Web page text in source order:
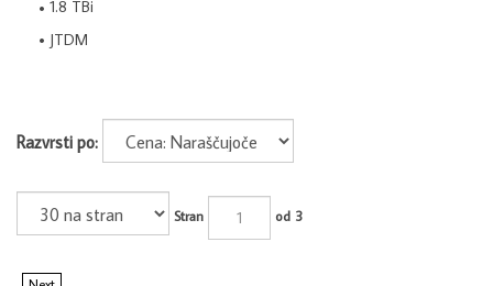
1.8 TBi
JTDM
Razvrsti po:
Stran od 3
Next